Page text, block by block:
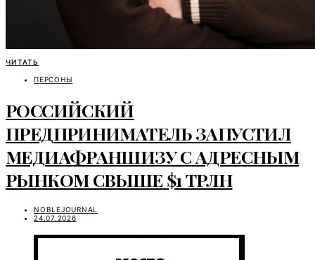
ЧИТАТЬ
ПЕРСОНЫ
РОССИЙСКИЙ
ПРЕДПРИНИМАТЕЛЬ ЗАПУСТИЛ
МЕДИАФРАНШИЗУ С АДРЕСНЫМ
РЫНКОМ СВЫШЕ $1 ТРЛН
NOBLEJOURNAL
24.07.2026